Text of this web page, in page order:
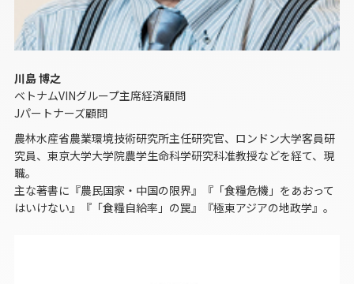
川島 博之
ベトナムVINグループ主席経済顧問
Jパートナーズ顧問
農林水産省農業環境技術研究所主任研究官、ロンドン大学客員研
究員、東京大学大学院農学生命科学研究科准教授などを経て、現
職。
主な著書に『農民国家・中国の限界』『「食糧危機」をあおって
はいけない』『「食糧自給率」の罠』『極東アジアの地政学』。